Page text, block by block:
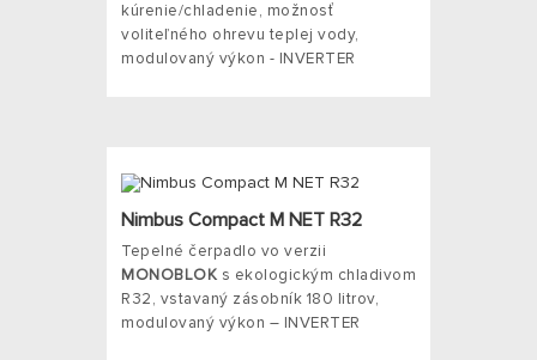
kúrenie/chladenie, možnosť
voliteľného ohrevu teplej vody,
modulovaný výkon - INVERTER
Nimbus Compact M NET R32
Tepelné čerpadlo vo verzii
MONOBLOK s ekologickým chladivom
R32, vstavaný zásobník 180 litrov,
modulovaný výkon – INVERTER